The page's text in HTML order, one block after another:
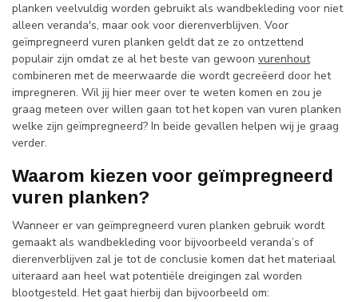
planken veelvuldig worden gebruikt als wandbekleding voor niet
alleen veranda's, maar ook voor dierenverblijven. Voor
geïmpregneerd vuren planken geldt dat ze zo ontzettend
populair zijn omdat ze al het beste van gewoon vurenhout
combineren met de meerwaarde die wordt gecreëerd door het
impregneren. Wil jij hier meer over te weten komen en zou je
graag meteen over willen gaan tot het kopen van vuren planken
welke zijn geïmpregneerd? In beide gevallen helpen wij je graag
verder.
Waarom kiezen voor geïmpregneerd
vuren planken?
Wanneer er van geïmpregneerd vuren planken gebruik wordt
gemaakt als wandbekleding voor bijvoorbeeld veranda’s of
dierenverblijven zal je tot de conclusie komen dat het materiaal
uiteraard aan heel wat potentiële dreigingen zal worden
blootgesteld. Het gaat hierbij dan bijvoorbeeld om: